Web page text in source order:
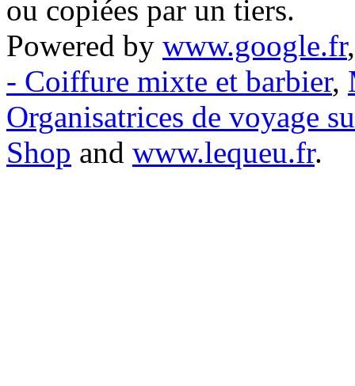
ou copiées par un tiers.
Powered by www.google.fr
- Coiffure mixte et barbier,
Organisatrices de voyage
Shop and www.lequeu.fr.